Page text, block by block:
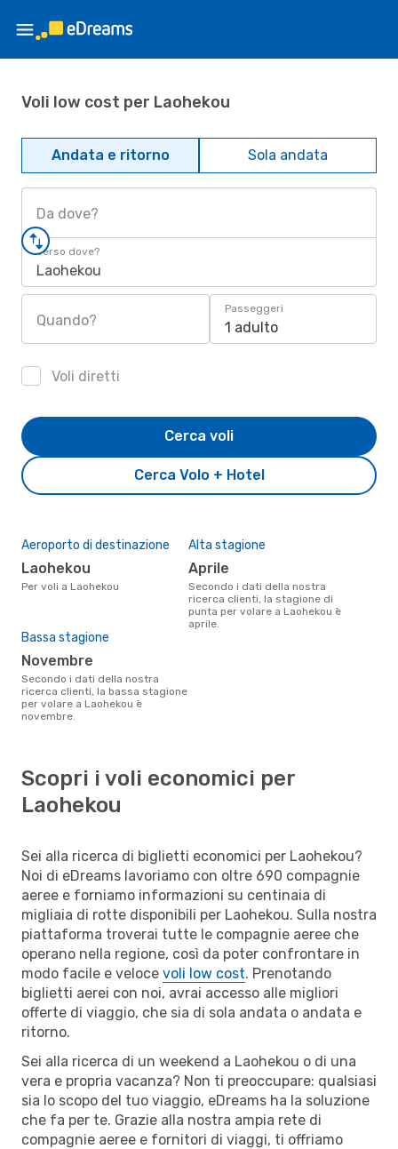
Voli low cost per Laohekou
Andata e ritorno Sola andata
Da dove?
Verso dove?
Laohekou
Quando?
Passeggeri
1 adulto
Voli diretti
Cerca Volo + Hotel
Cerca voli
Aeroporto di destinazione
Laohekou
Per voli a Laohekou
Alta stagione
aprile
Secondo i dati della nostra
ricerca clienti, la stagione di
punta per volare a Laohekou è
aprile.
Bassa stagione
novembre
Secondo i dati della nostra
ricerca clienti, la bassa stagione
per volare a Laohekou è
novembre.
Scopri i voli economici per
Laohekou
Sei alla ricerca di biglietti economici per Laohekou?
Noi di eDreams lavoriamo con oltre 690 compagnie
aeree e forniamo informazioni su centinaia di
migliaia di rotte disponibili per Laohekou. Sulla nostra
piattaforma troverai tutte le compagnie aeree che
operano nella regione, così da poter confrontare in
modo facile e veloce voli low cost. Prenotando
biglietti aerei con noi, avrai accesso alle migliori
offerte di viaggio, che sia di sola andata o andata e
ritorno.
Sei alla ricerca di un weekend a Laohekou o di una
vera e propria vacanza? Non ti preoccupare: qualsiasi
sia lo scopo del tuo viaggio, eDreams ha la soluzione
che fa per te. Grazie alla nostra ampia rete di
compagnie aeree e fornitori di viaggi, ti offriamo